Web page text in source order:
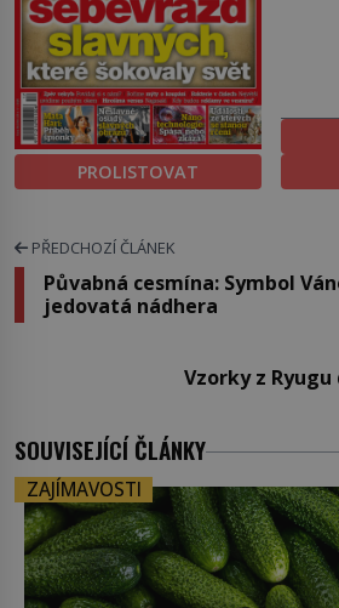
PROLISTOVAT
PŘEDCHOZÍ ČLÁNEK
Půvabná cesmína: Symbol
jedovatá nádhera
Vzorky z
SOUVISEJÍCÍ ČLÁNKY
ZAJÍMAVOSTI